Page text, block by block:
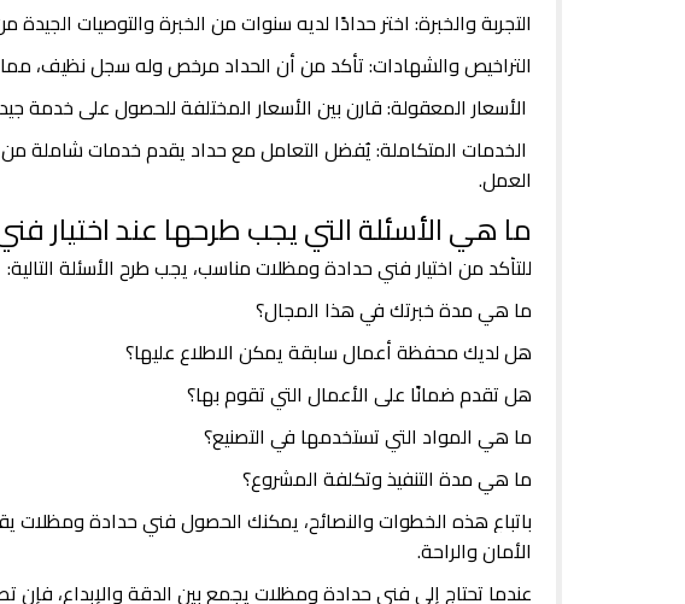
التجربة والخبرة: اختر حدادًا لديه سنوات من الخبرة والتوصيات الجيدة
التراخيص والشهادات: تأكد من أن الحداد مرخص وله سجل نظيف، مما
الأسعار المعقولة: قارن بين الأسعار المختلفة للحصول على خدمة
الخدمات المتكاملة: يُفضل التعامل مع حداد يقدم خدمات شاملة
العمل.
ما هي الأسئلة التي يجب طرحها عند اختيار
للتأكد من اختيار فني حدادة ومظلات مناسب، يجب طرح الأسئلة التالية:
ما هي مدة خبرتك في هذا المجال؟
هل لديك محفظة أعمال سابقة يمكن الاطلاع عليها؟
هل تقدم ضمانًا على الأعمال التي تقوم بها؟
ما هي المواد التي تستخدمها في التصنيع؟
ما هي مدة التنفيذ وتكلفة المشروع؟
باتباع هذه الخطوات والنصائح، يمكنك الحصول فني حدادة ومظلات
الأمان والراحة.
عندما تحتاج إلى فني حدادة ومظلات يجمع بين الدقة والإبداع، فإن